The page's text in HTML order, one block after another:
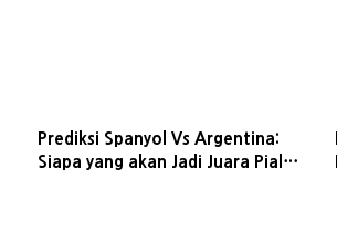
Prediksi Spanyol Vs Argentina:
Siapa yang akan Jadi Juara Piala